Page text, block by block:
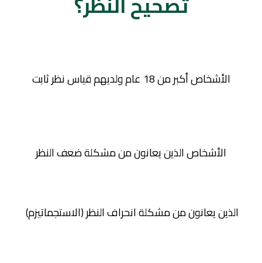
الأشخاص أكبر من 18 عام ولديهم قياس نظر ثابت
الأشخاص الذين يعانون من مشكلة ضعف النظر
الذين يعانون من مشكلة انحراف النظر (الاستجماتيزم)